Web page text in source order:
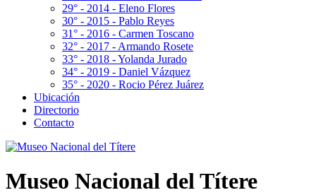
29° - 2014 - Eleno Flores
30° - 2015 - Pablo Reyes
31° - 2016 - Carmen Toscano
32° - 2017 - Armando Rosete
33° - 2018 - Yolanda Jurado
34° - 2019 - Daniel Vázquez
35° - 2020 - Rocio Pérez Juárez
Ubicación
Directorio
Contacto
Museo Nacional del Títere